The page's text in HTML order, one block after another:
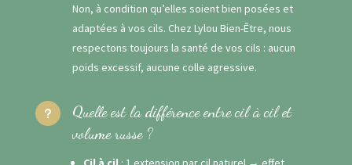
Non, à condition qu’elles soient bien posées et
adaptées à vos cils. Chez Lylou Bien-Être, nous
respectons toujours la santé de vos cils : aucun
poids excessif, aucune colle agressive.
u
Quelle est la différence entre cil à cil et
volume russe ?